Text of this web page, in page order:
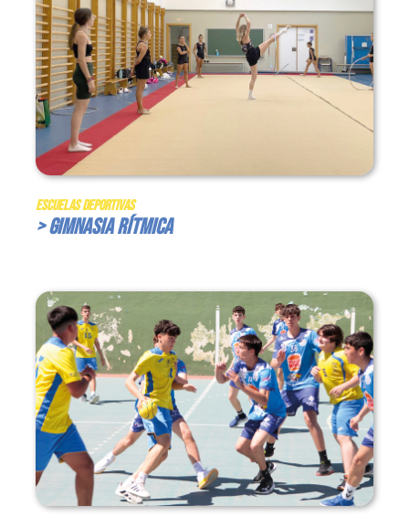
Escuelas Deportivas
> Gimnasia Rítmica